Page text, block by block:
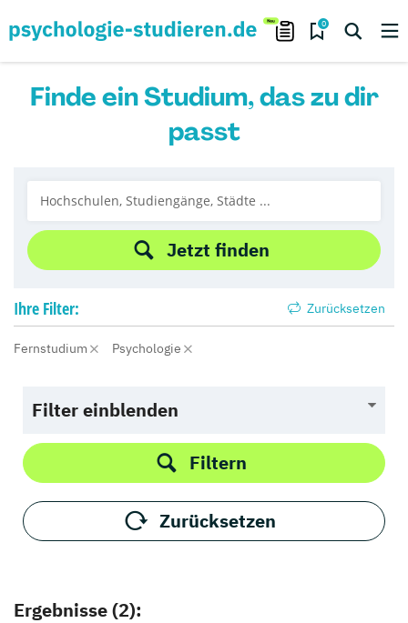
0
Finde ein Studium, das zu dir
passt
Jetzt finden
Ihre Filter: Zurücksetzen
Fernstudium Psychologie
Filter einblenden
Filtern
Zurücksetzen
Ergebnisse (2):